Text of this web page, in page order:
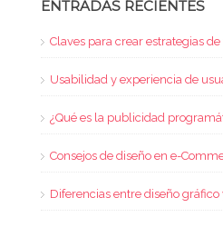
ENTRADAS RECIENTES
Claves para crear estrategias
Usabilidad y experiencia de
¿Qué es la publicidad
Consejos de diseño en e-
Diferencias entre diseño